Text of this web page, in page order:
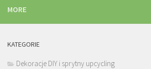
MORE
KATEGORIE
Dekoracje DIY i sprytny upcycling